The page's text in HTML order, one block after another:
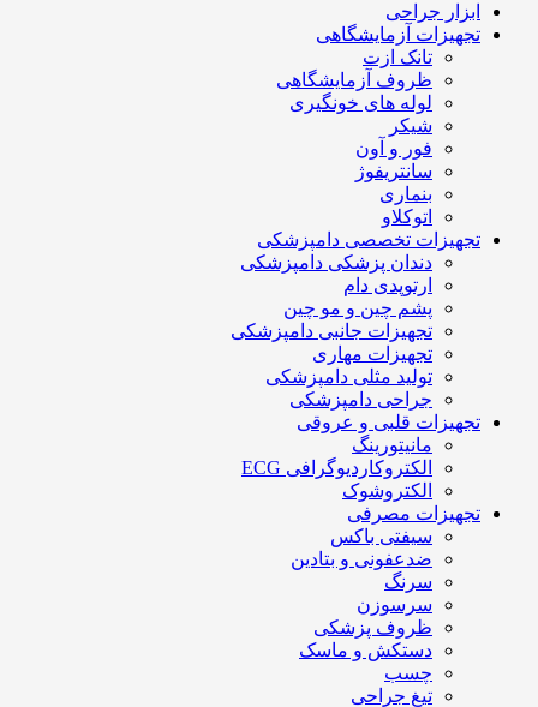
ابزار جراحی
تجهیزات آزمایشگاهی
تانک ازت
ظروف آزمایشگاهی
لوله های خونگیری
شیکر
فور و آون
سانتریفوژ
بنماری
اتوکلاو
تجهیزات تخصصی دامپزشکی
دندان پزشکی دامپزشکی
ارتوپدی دام
پشم چین و مو چین
تجهیزات جانبی دامپزشکی
تجهیزات مهاری
تولید مثلی دامپزشکی
جراحی دامپزشکی
تجهیزات قلبی و عروقی
مانیتورینگ
الکتروکاردیوگرافی ECG
الکتروشوک
تجهیزات مصرفی
سیفتی باکس
ضدعفونی و بتادین
سرنگ
سرسوزن
ظروف پزشکی
دستکش و ماسک
چسب
تیغ جراحی